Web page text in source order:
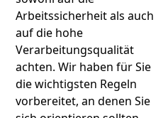
Arbeitssicherheit als auch
auf die hohe
Verarbeitungsqualität
achten. Wir haben für Sie
die wichtigsten Regeln
vorbereitet, an denen Sie